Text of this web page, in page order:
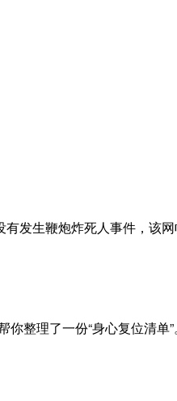
有发生鞭炮炸死人事件，该
你整理了一份“身心复位清单